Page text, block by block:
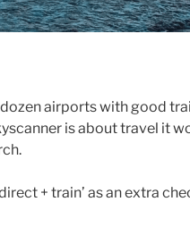
airports with good
is about travel it
+ train’ as an extra